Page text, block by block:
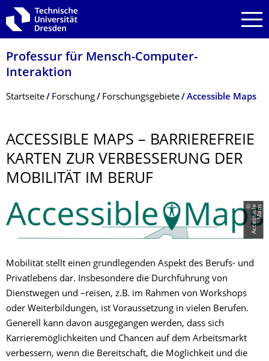
Zur Hauptnavigation springen
Zur Suche springen
Zum Inhalt springen
Professur für Mensch-Computer-
Interaktion
Breadcrumb-Menü
Startseite Forschung Forschungsgebiete Accessible Maps
ACCESSIBLE MAPS – BARRIEREFREIE
KARTEN ZUR VERBESSERUNG DER
MOBILITÄT IM BERUF
©
A
c
c
e
s
s
i
b
l
e
M
a
p s
Mobilität stellt einen grundlegenden Aspekt des Berufs- und
Privatlebens dar. Insbesondere die Durchführung von
Dienstwegen und –reisen, z.B. im Rahmen von Workshops
oder Weiterbildungen, ist Voraussetzung in vielen Berufen.
Generell kann davon ausgegangen werden, dass sich
Karrieremöglichkeiten und Chancen auf dem Arbeitsmarkt
verbessern, wenn die Bereitschaft, die Möglichkeit und die